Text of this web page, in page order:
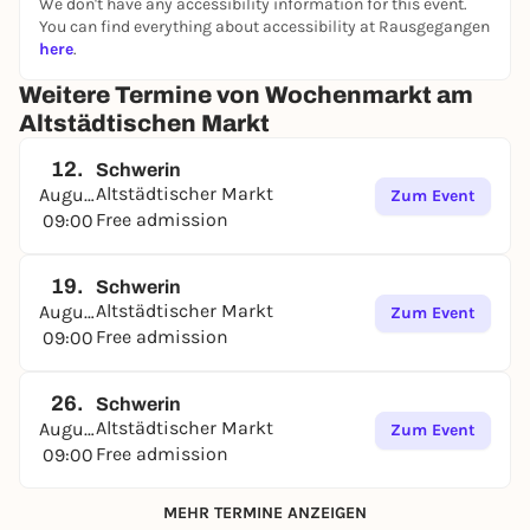
We don't have any accessibility information for this event.
You can find everything about accessibility at Rausgegangen
here.
Weitere Termine von Wochenmarkt am
Altstädtischen Markt
12.
August
09:00
Schwerin
Altstädtischer Markt
Free admission
Zum Event
19.
August
09:00
Schwerin
Altstädtischer Markt
Free admission
Zum Event
26.
August
09:00
Schwerin
Altstädtischer Markt
Free admission
Zum Event
MEHR TERMINE ANZEIGEN